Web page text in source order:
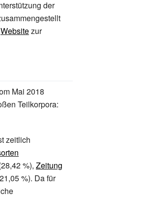
der
Websitezur
Mai 2018
Teilkorpora:
zeitlich
%), Zeitung
%). Da für